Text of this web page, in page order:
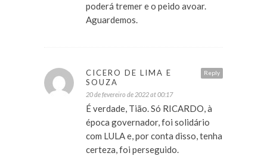
poderá tremer e o peido avoar.
Aguardemos.
Reply
CICERO DE LIMA E
SOUZA
20 de fevereiro de 2022 at 00:17
É verdade, Tião. Só RICARDO, à
época governador, foi solidário
com LULA e, por conta disso, tenha
certeza, foi perseguido.